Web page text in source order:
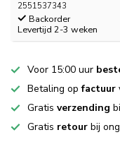
2551537343
Backorder
Levertijd 2-3 weken
Voor 15:00 uur
Betaling opfactuur
Gratis verzending
Gratis retour bij